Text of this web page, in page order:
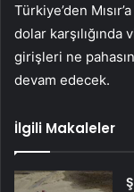
Türkiye’den
dolar
girişleri ne
devam edecek.
İlgili Makaleler